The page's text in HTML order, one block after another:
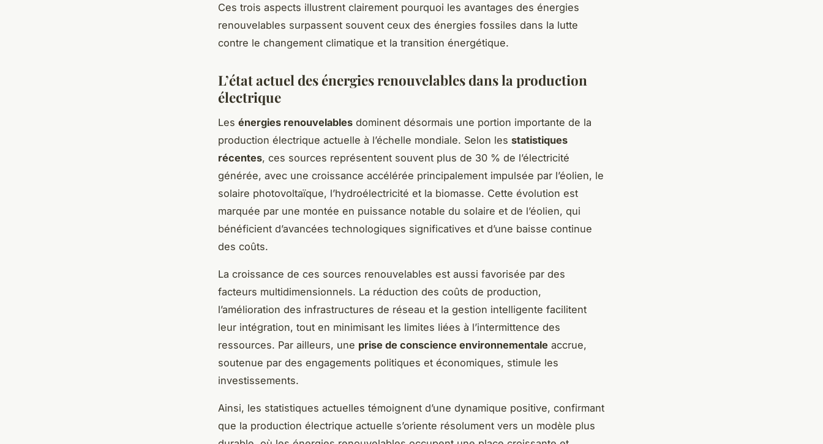
Ces trois aspects illustrent clairement pourquoi les avantages des énergies
renouvelables surpassent souvent ceux des énergies fossiles dans la lutte
contre le changement climatique et la transition énergétique.
L’état actuel des énergies renouvelables dans la production
électrique
Les énergies renouvelables dominent désormais une portion importante de la
production électrique actuelle à l’échelle mondiale. Selon les statistiques
récentes, ces sources représentent souvent plus de 30 % de l’électricité
générée, avec une croissance accélérée principalement impulsée par l’éolien, le
solaire photovoltaïque, l’hydroélectricité et la biomasse. Cette évolution est
marquée par une montée en puissance notable du solaire et de l’éolien, qui
bénéficient d’avancées technologiques significatives et d’une baisse continue
des coûts.
La croissance de ces sources renouvelables est aussi favorisée par des
facteurs multidimensionnels. La réduction des coûts de production,
l’amélioration des infrastructures de réseau et la gestion intelligente facilitent
leur intégration, tout en minimisant les limites liées à l’intermittence des
ressources. Par ailleurs, une prise de conscience environnementale accrue,
soutenue par des engagements politiques et économiques, stimule les
investissements.
Ainsi, les statistiques actuelles témoignent d’une dynamique positive, confirmant
que la production électrique actuelle s’oriente résolument vers un modèle plus